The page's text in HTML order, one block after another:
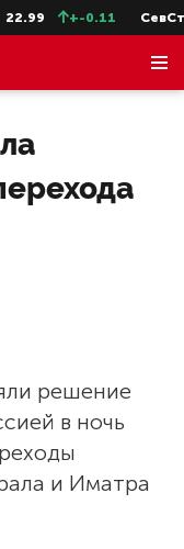
+-0.11 СевСт-
решение
в ночь
и Иматра